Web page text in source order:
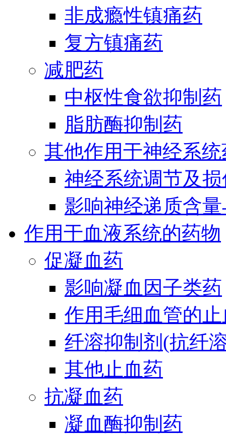
非成瘾性镇痛药
复方镇痛药
减肥药
中枢性食欲抑制药
脂肪酶抑制药
其他作用于神经系统
神经系统调节及
影响神经递质含
作用于血液系统的药物
促凝血药
影响凝血因子类药
作用毛细血管的
纤溶抑制剂(抗纤
其他止血药
抗凝血药
凝血酶抑制药